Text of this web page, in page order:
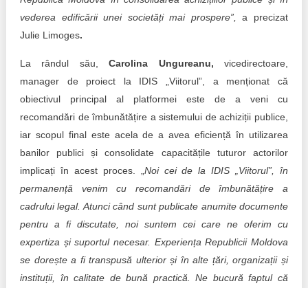
vederea edificării unei societăți mai prospere”,
a precizat
Julie Limoges.
La rândul său,Carolina Ungureanu,vicedirectoare,
manager de proiect la IDIS „Viitorul”, a menționat că
obiectivul principal al platformei este de a veni cu
recomandări de îmbunătățire a sistemului de achiziții publice,
iar scopul final este acela de a avea eficiență în utilizarea
banilor publici și consolidate capacitățile tuturor actorilor
implicați în acest proces. „ Noi cei de la IDIS „Viitorul”, în
permanență venim cu recomandări de îmbunătățire a
cadrului legal. Atunci când sunt publicate anumite documente
pentru a fi discutate, noi suntem cei care ne oferim cu
expertiza și suportul necesar. Experiența Republicii Moldova
se dorește a fi transpusă ulterior și în alte țări, organizații și
instituții, în calitate de bună practică. Ne bucură faptul că